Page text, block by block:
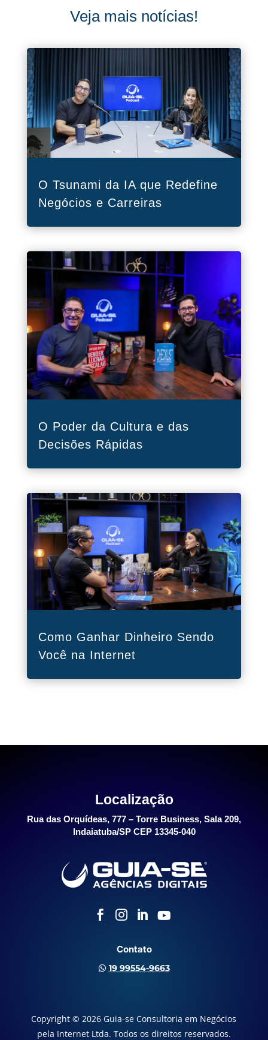
Veja mais notícias!
O Tsunami da IA que Redefine
Negócios e Carreiras
O Poder da Cultura e das
Decisões Rápidas
Como Ganhar Dinheiro Sendo
Você na Internet
Localização
Rua das Orquídeas, 777 – Torre Business, Sala 209,
Indaiatuba/SP CEP 13345-040
   
Contato
 19 99554-9663
Copyright © 2026 Guia-se Consultoria em Negócios
pela Internet Ltda. Todos os direitos reservados.